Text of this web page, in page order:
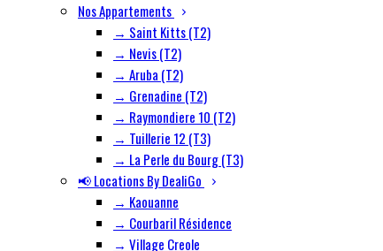
Nos Appartements
→ Saint Kitts (T2)
→ Nevis (T2)
→ Aruba (T2)
→ Grenadine (T2)
→ Raymondiere 10 (T2)
→ Tuillerie 12 (T3)
→ La Perle du Bourg (T3)
📢 Locations By DealiGo
→ Kaouanne
→ Courbaril Résidence
→ Village Creole